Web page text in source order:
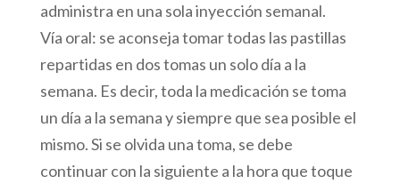
administra en una sola inyección semanal.
Vía oral: se aconseja tomar todas las pastillas
repartidas en dos tomas un solo día a la
semana. Es decir, toda la medicación se toma
un día a la semana y siempre que sea posible el
mismo. Si se olvida una toma, se debe
continuar con la siguiente a la hora que toque